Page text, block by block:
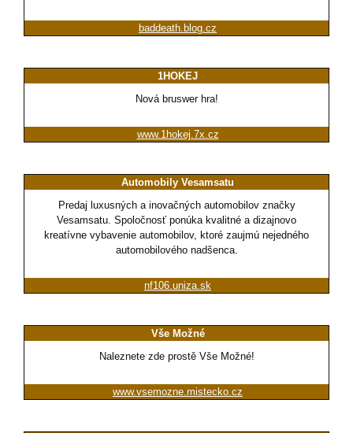
baddeath.blog.cz
1HOKEJ
Nová bruswer hra!
www.1hokej.7x.cz
Automobily Vesamsatu
Predaj luxusných a inovačných automobilov značky
Vesamsatu. Spoločnosť ponúka kvalitné a dizajnovo
kreatívne vybavenie automobilov, ktoré zaujmú nejedného
automobilového nadšenca.
nf106.uniza.sk
Vše Možné
Naleznete zde prostě Vše Možné!
www.vsemozne.mistecko.cz